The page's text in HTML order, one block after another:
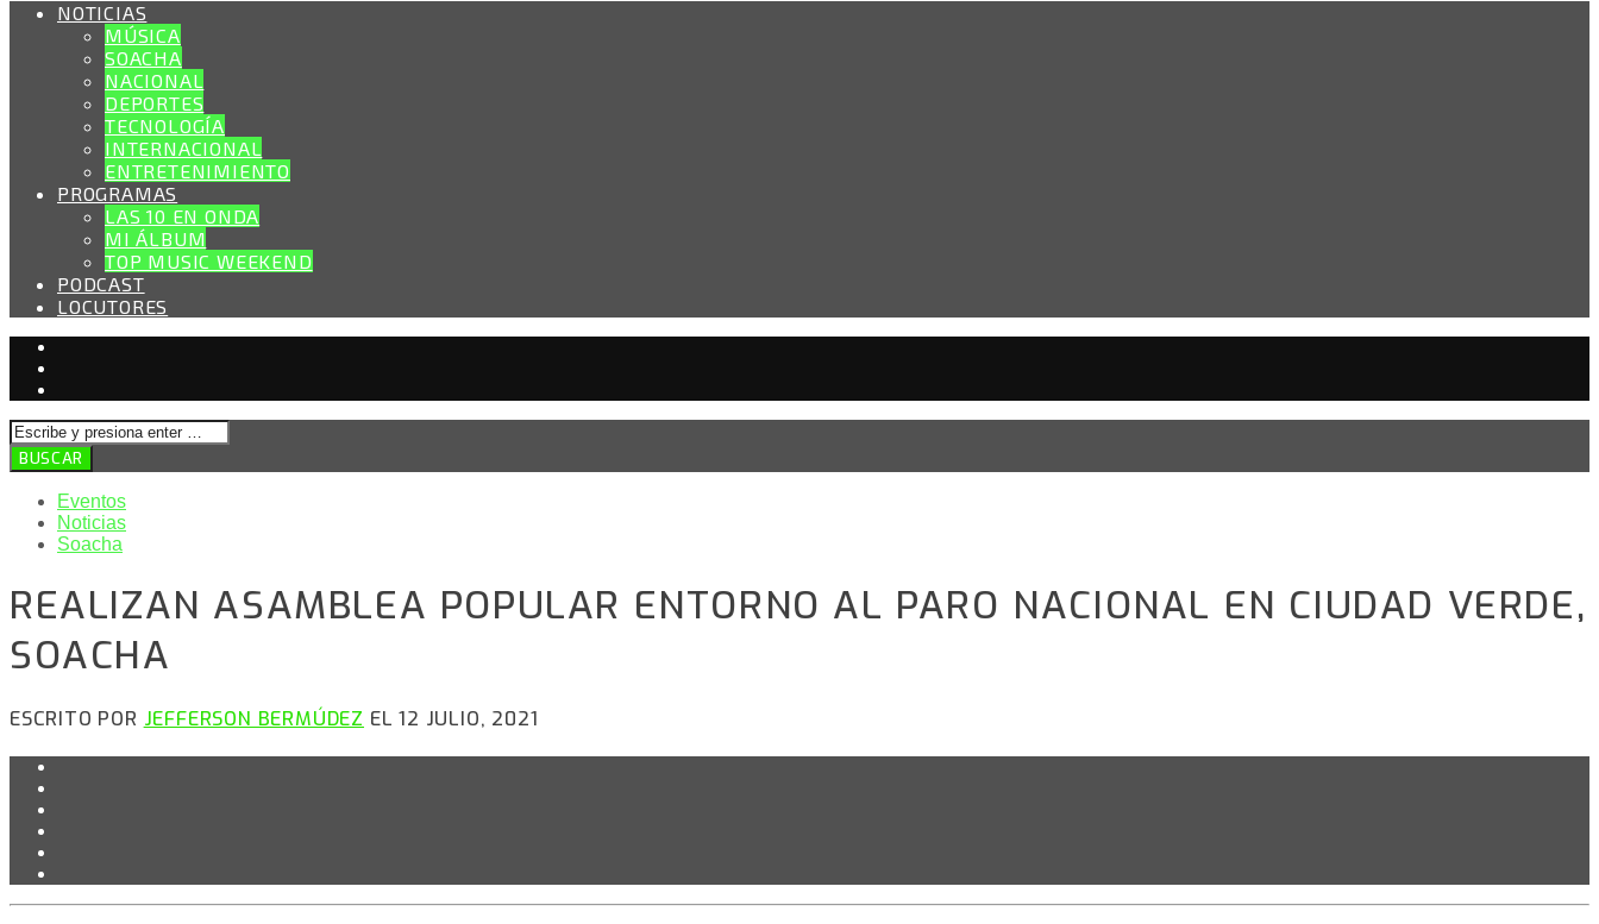
NOTICIAS
MÚSICA
SOACHA
NACIONAL
DEPORTES
TECNOLOGÍA
INTERNACIONAL
ENTRETENIMIENTO
PROGRAMAS
LAS 10 EN ONDA
MI ÁLBUM
TOP MUSIC WEEKEND
PODCAST
LOCUTORES
Eventos
Noticias
Soacha
REALIZAN ASAMBLEA POPULAR ENTORNO AL PARO NACIONAL EN CIUDAD VERDE,
SOACHA
ESCRITO POR JEFFERSON BERMÚDEZ EL 12 JULIO, 2021